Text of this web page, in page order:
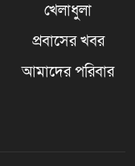
খেলাধুলা
প্রবাসের খবর
আমাদের পরিবার